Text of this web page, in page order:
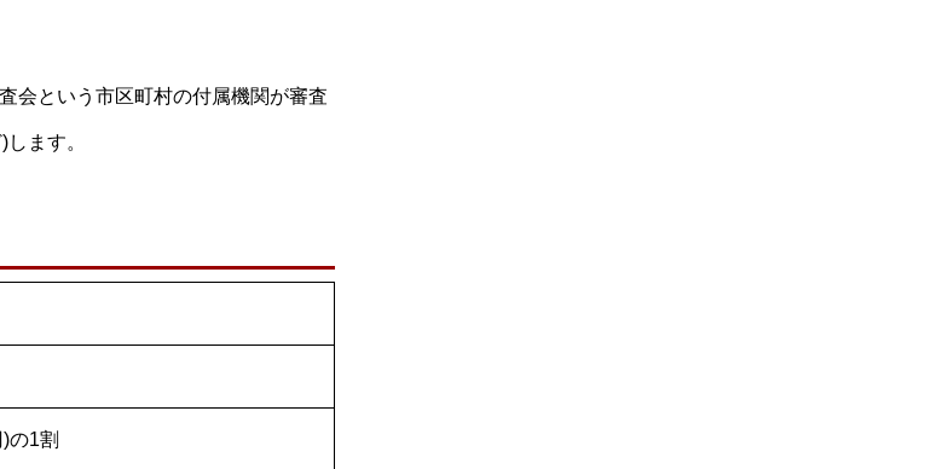
会という市区町村の付属機関が審査
ます。
の1割